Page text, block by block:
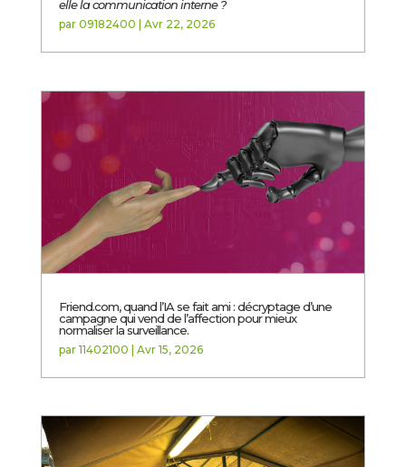
elle la communication interne ?
par 09182400 Avr 22, 2026
Friend.com, quand l’IA se fait ami : décryptage d’une
campagne qui vend de l’affection pour mieux
normaliser la surveillance.
par 11402100 Avr 15, 2026